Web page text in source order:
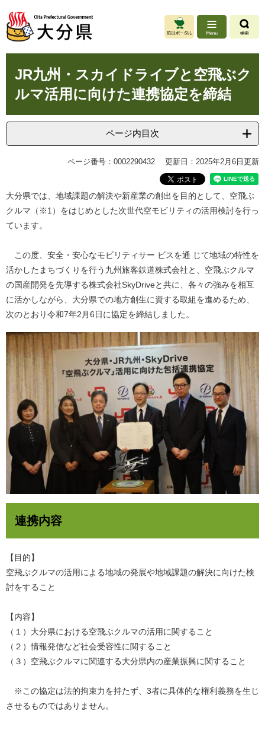
ジ
先
ュ
を
本
へ
JR九州・スカイドライブと空飛ぶク
ルマ活用に向けた連携協定を締結
ページ内目次
ページ番号：0002290432 更新日：2025年2月6日更新
大分県では、地域課題の解決や新産業の創出を目的として、空飛ぶ
クルマ（※1）をはじめとした次世代空モビリティの活用検討を行っ
ています。
この度、安全・安心なモビリティサー ビスを通 じて地域の特性を
活かしたまちづくりを行う九州旅客鉄道株式会社と、空飛ぶクルマ
の国産開発を先導する株式会社SkyDriveと共に、各々の強みを相互
に活かしながら、大分県での地方創生に資する取組を進めるため、
次のとおり令和7年2月6日に協定を締結しました。
連携内容
【目的】
空飛ぶクルマの活用による地域の発展や地域課題の解決に向けた検
討をすること
【内容】
（１）大分県における空飛ぶクルマの活用に関すること
（２）情報発信など社会受容性に関すること
（３）空飛ぶクルマに関連する大分県内の産業振興に関すること
※この協定は法的拘束力を持たず、3者に具体的な権利義務を生じ
させるものではありません。